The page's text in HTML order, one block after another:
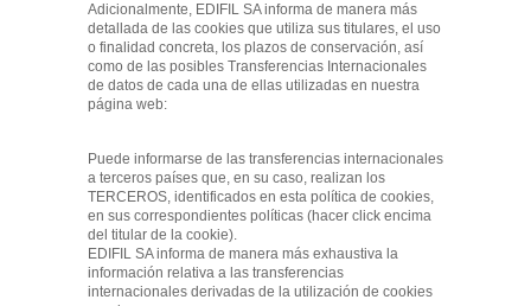
Adicionalmente, EDIFIL SA informa de manera más
detallada de las cookies que utiliza sus titulares, el uso
o finalidad concreta, los plazos de conservación, así
como de las posibles Transferencias Internacionales
de datos de cada una de ellas utilizadas en nuestra
página web:
Puede informarse de las transferencias internacionales
a terceros países que, en su caso, realizan los
TERCEROS, identificados en esta política de cookies,
en sus correspondientes políticas (hacer click encima
del titular de la cookie).
EDIFIL SA informa de manera más exhaustiva la
información relativa a las transferencias
internacionales derivadas de la utilización de cookies